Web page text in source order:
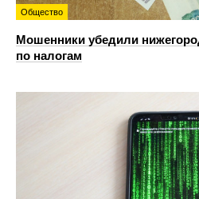
Общество
Мошенники убедили
по налогам